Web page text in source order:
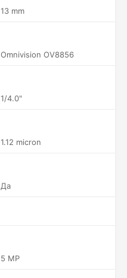
13 mm
Omnivision OV8856
1/4.0"
1.12 micron
Да
5 MP